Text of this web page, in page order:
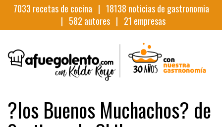
7033 recetas de cocina | 18138 noticias de gastronomia
| 582 autores | 21 empresas
?los Buenos Muchachos? de